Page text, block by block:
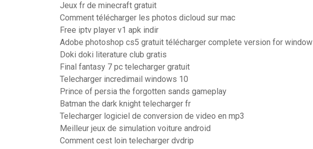
Jeux fr de minecraft gratuit
Comment télécharger les photos dicloud sur mac
Free iptv player v1 apk indir
Adobe photoshop cs5 gratuit télécharger complete version for
Doki doki literature club gratis
Final fantasy 7 pc telecharger gratuit
Telecharger incredimail windows 10
Prince of persia the forgotten sands gameplay
Batman the dark knight telecharger fr
Telecharger logiciel de conversion de video en mp3
Meilleur jeux de simulation voiture android
Comment cest loin telecharger dvdrip